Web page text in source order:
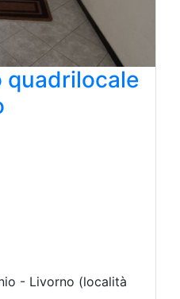
quadrilocale
- Livorno (località